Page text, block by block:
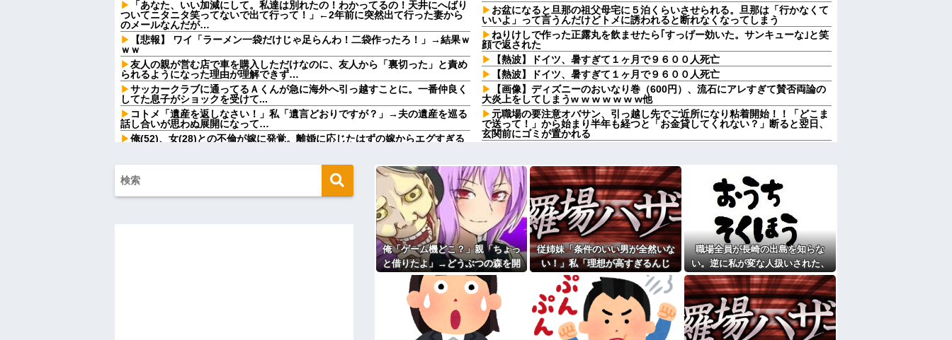
「あなた、いい加減にして。私達は別れたの！わかってるの！天井にへばり
ついてニタニタ笑ってないで出て行って！」←2年前に突然出て行った妻から
のメールなんだが…
【悲報】 ワイ「ラーメン一袋だけじゃ足らんわ！二袋作ったろ！」→結果ｗ
ｗｗ
友人の親が営む店で車を購入しただけなのに、友人から「裏切った」と責め
られるようになった理由が理解できず…
サッカークラブに通ってるＡくんが急に海外へ引っ越すことに。一番仲良く
してた息子がショックを受けて...
コトメ「遺産を返しなさい！」私「遺言どおりですが？」→夫の遺産を巡る
話し合いが思わぬ展開になって…
俺(52)、女(28)との不倫が嫁に発覚。離婚に応じたはずの嫁からエグすぎる
息子に『葵』と名付けたら、初対面では必ず女の子だと思われる。同じ名前
でも避けられなかった勘違いとは…
俺「ゲーム機どこ？」親「ちょっと借りたよ」→どうぶつの森を開いた瞬
間、村が大変なことになっていて…
【画像】俺たちの姫、佳子さまのお気に入りのドレスがこちらです←コレは
【速報】ルフィの幹部、懲役20年に決定する←コレは妥当か？？？？？？？
シャウエッセン公式、またこういうのでいい丼をポスト
【画像】令和最新版の宇垣美里さん←こう言うのでいいんだよが目一杯詰ま
間男が嫁と一緒に「お願いします離婚してください。出来るだけの償いはし
ます。」とか言ってきたからブチ切れて100発ぐらい殴る蹴るでフルボッコ
お盆になると旦那の祖父母宅に５泊くらいさせられる。旦那は「行かなくて
いいよ」って言うんだけどトメに誘われると断れなくなってしまう
ねりけしで作った正露丸を飲ませたら｢すっげー効いた。サンキューな｣と笑
顔で返された
【熱波】ドイツ、暑すぎて１ヶ月で９６００人死亡
【熱波】ドイツ、暑すぎて１ヶ月で９６００人死亡
【画像】ディズニーのおいなり巻（600円）、流石にアレすぎて賛否両論の
大炎上をしてしまうw w w w w w w他
元職場の要注意オバサン、引っ越し先でご近所になり粘着開始！！「どこま
で送って！」から始まり半年も経つと「お金貸してくれない？」断ると翌日、
玄関前にゴミが置かれる
玄関前にゴミが置かれる
お盆になると旦那の祖父母宅に５泊くらいさせられる。旦那は「行かなくて
いいよ」って言うんだけどトメに誘われると断れなくなってしまう
嫁「最近さ、家事に気持ちがこもってないよね」俺「ちゃんとやってるだ
ろ」→分担していたはずの家事を巡って夫婦で揉めることに…
【驚愕】サークルで付き合った男が既婚者だった！しかも妻から直接電話が
来たんだがｗｗｗｗ
引越して一週間経った頃、隣の奥さんから「掃除機の音がうるさい」と苦情
があった。静かに暮らしていたはずなのに、原因を探るとまさかの事実が…
転校生と仲良くなってその子の家に遊びに行ったら私が小さい頃に撮った写
真があった
【衝撃】50代女性、京大病院で脳腫瘍手術→“腫瘍の無い部位”を摘出 2度
「腫瘍ではない」と出るも続行、脳幹損傷で“植物状態”に
パートの面接で号泣しながら「ここもダメだったらもう食べていけないんで
俺「ゲーム機どこ？」親「ちょっ
と借りたよ」→どうぶつの森を開
いた瞬間、村が大変なことになっ
ていて…
従姉妹「条件のいい男が全然いな
い！」私「理想が高すぎるんじ
ゃ…？」→婚活の愚痴を聞き続け
た結果…
職場全員が長崎の出島を知らな
い。逆に私が変な人扱いされた、
一般常識だと思ってたのに